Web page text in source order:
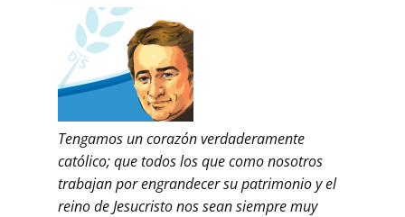
Tengamos un corazón verdaderamente
católico; que todos los que como nosotros
trabajan por engrandecer su patrimonio y el
reino de Jesucristo nos sean siempre muy